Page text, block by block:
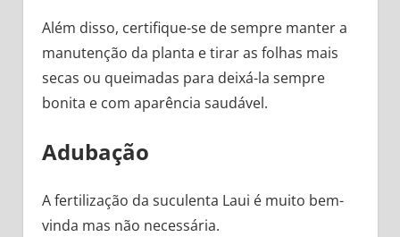
Além disso, certifique-se de sempre manter a
manutenção da planta e tirar as folhas mais
secas ou queimadas para deixá-la sempre
bonita e com aparência saudável.
Adubação
A fertilização da suculenta Laui é muito bem-
vinda mas não necessária.